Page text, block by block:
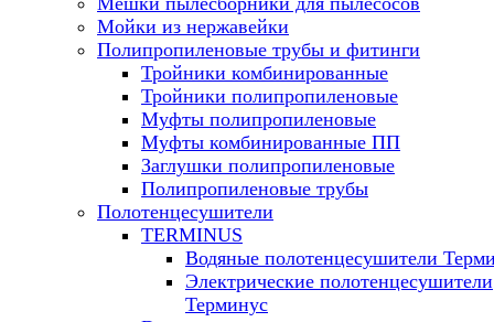
Мойки из нержавейки
Полипропиленовые трубы и фитинги
Тройники комбинированные
Тройники полипропиленовые
Муфты полипропиленовые
Муфты комбинированные ПП
Заглушки полипропиленовые
Полипропиленовые трубы
Полотенцесушители
TERMINUS
Водяные полотенцесушители
Электрические полотенцесушители
Терминус